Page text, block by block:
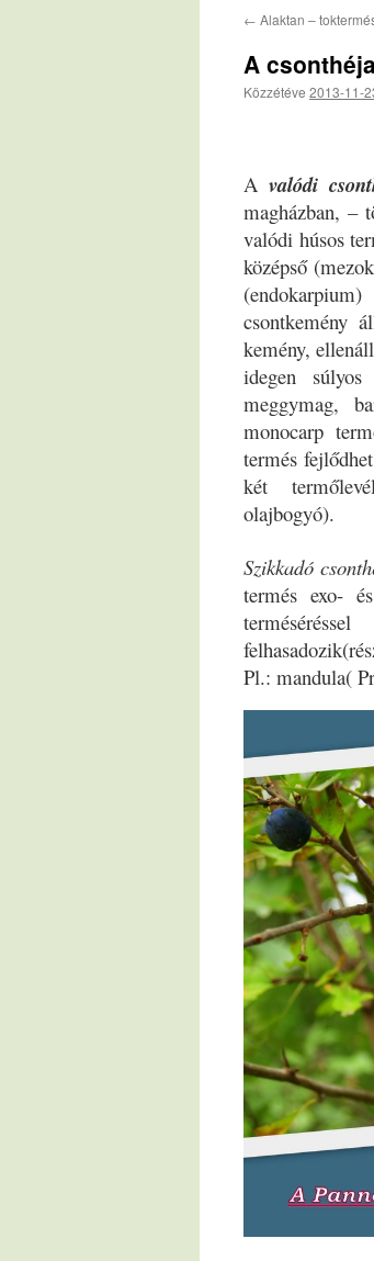
← Alaktan –
A
Közzétéve 2013-11-
A valódi
magházban, –
valódi húsos
középső
csontkemény
kemény,
idegen
meggymag,
monocarp
termés
két
olajbogyó).
Szikkadó
termés exo-
Pl.: mandula(